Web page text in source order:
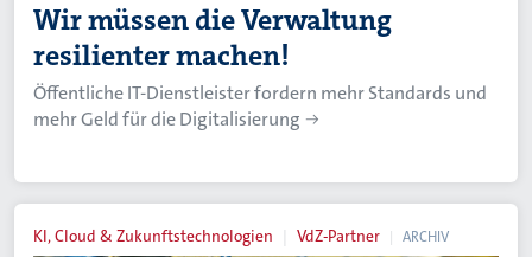
Wir müssen die Verwaltung
resilienter machen!
Öffentliche IT-Dienstleister fordern mehr Standards und
mehr Geld für die Digitalisierung
KI, Cloud & Zukunftstechnologien VdZ-Partner ARCHIV